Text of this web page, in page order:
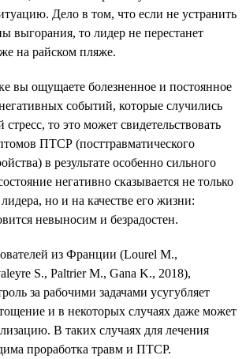
Дело в том, что если не устранить
выгорания, то лидер не перестанет
на райском пляже.
вы ощущаете болезненное и постоянное
событий, которые случились
то это может свидетельствовать
ПТСР (посттравматического
в результате особенно сильного
негативно сказывается не только
но и на качестве его жизни:
невыносим и безрадостен.
из Франции (Lourel M.,
S., Paltrier M., Gana K., 2018),
за рабочими задачами усугубляет
и в некоторых случаях даже может
В таких случаях для лечения
проработка травм и ПТСР.